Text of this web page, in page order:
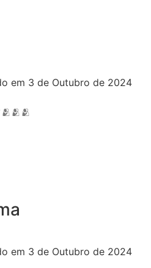
em 3 de Outubro de 2024
em 3 de Outubro de 2024